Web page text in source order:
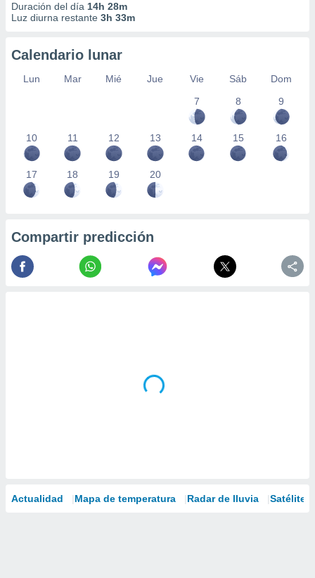
Duración del día 14h 28m
Luz diurna restante 3h 33m
Calendario lunar
Lun Mar Mié Jue Vie Sáb
Dom
7
8 9
10 11 12 13 14 15 16
17 18 19 20
Compartir predicción
Actualidad Mapa de temperatura Radar de lluvia Satélites